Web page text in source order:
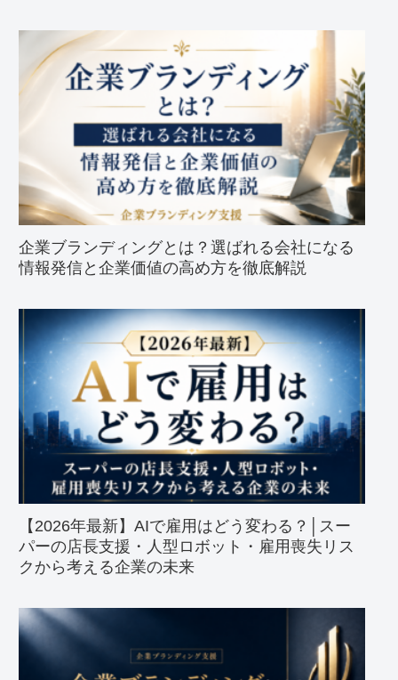
企業ブランディングとは？選ばれる会社になる
情報発信と企業価値の高め方を徹底解説
【2026年最新】AIで雇用はどう変わる？│スー
パーの店長支援・人型ロボット・雇用喪失リス
クから考える企業の未来